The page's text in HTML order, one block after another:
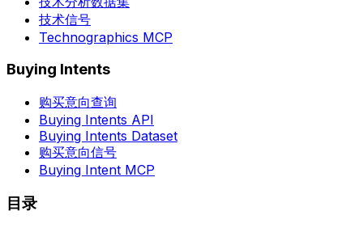
技术信号
Technographics MCP
Buying Intents
购买意向查询
Buying Intents API
Buying Intents Dataset
购买意向信号
Buying Intent MCP
目录